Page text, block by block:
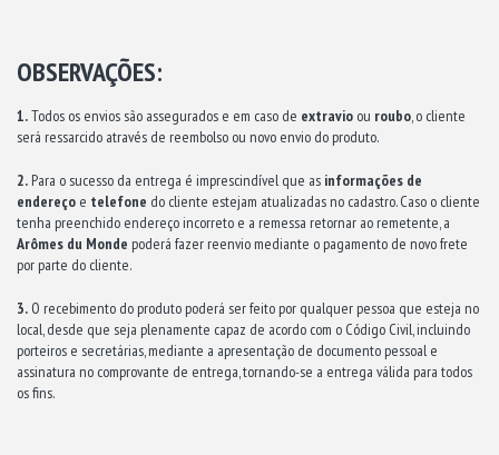
OBSERVAÇÕES:
1.Todos os envios são assegurados e em caso de extravio ou roubo, o cliente
será ressarcido através de reembolso ou novo envio do produto.
2. Para o sucesso da entrega é imprescindível que as informações de
endereço e telefone do cliente estejam atualizadas no cadastro. Caso o cliente
tenha preenchido endereço incorreto e a remessa retornar ao remetente, a
Arômes du Monde poderá fazer reenvio mediante o pagamento de novo frete
por parte do cliente.
3. O recebimento do produto poderá ser feito por qualquer pessoa que esteja no
local, desde que seja plenamente capaz de acordo com o Código Civil, incluindo
porteiros e secretárias, mediante a apresentação de documento pessoal e
assinatura no comprovante de entrega, tornando-se a entrega válida para todos
os fins.